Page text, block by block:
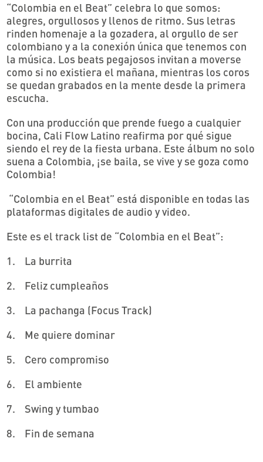
“Colombia en el Beat” celebra lo que somos:
alegres, orgullosos y llenos de ritmo. Sus letras
rinden homenaje a la gozadera, al orgullo de ser
colombiano y a la conexión única que tenemos con
la música. Los beats pegajosos invitan a moverse
como si no existiera el mañana, mientras los coros
se quedan grabados en la mente desde la primera
escucha.
Con una producción que prende fuego a cualquier
bocina, Cali Flow Latino reafirma por qué sigue
siendo el rey de la fiesta urbana. Este álbum no solo
suena a Colombia, ¡se baila, se vive y se goza como
Colombia!
“Colombia en el Beat” está disponible en todas las
plataformas digitales de audio y video.
Este es el track list de “Colombia en el Beat”:
1.
La burrita
2.
Feliz cumpleaños
3.
La pachanga (Focus Track)
4.
Me quiere dominar
5.
Cero compromiso
6.
El ambiente
7.
Swing y tumbao
8.
Fin de semana